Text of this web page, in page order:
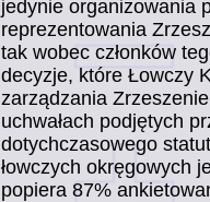
jedynie organizowania
reprezentowania
tak wobec członków
decyzje, które Łowczy
zarządzania
uchwałach podjętych
dotychczasowego
łowczych okręgowych
popiera 87%